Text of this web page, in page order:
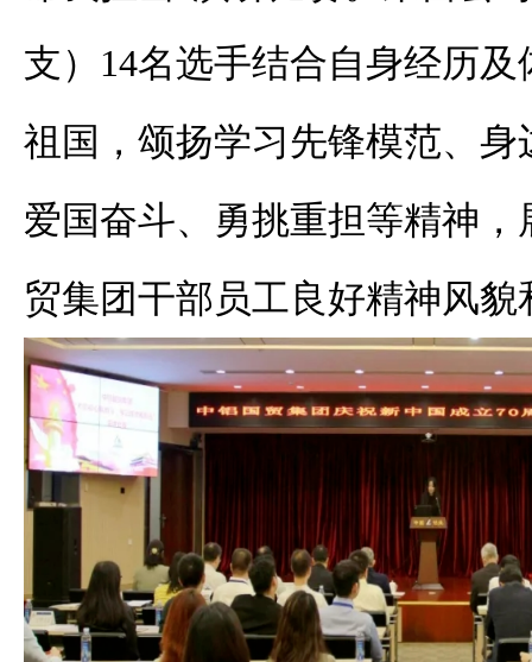
支）14名选手结合自身经历
祖国，颂扬学习先锋模范、
爱国奋斗、勇挑重担等精神
贸集团干部员工良好精神风貌